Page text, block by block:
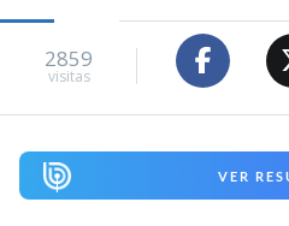
2859
visitas
VER